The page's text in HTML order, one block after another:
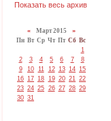
Показать весь архив
«Март 2015 »
Пн Вт Ср Чт Пт Сб Вс
1
2
3 4 5 6 7
8
9
10 11 12 13 14 15
16 17 18 19 20 21 22
23 24 25 26 27 28 29
30 31